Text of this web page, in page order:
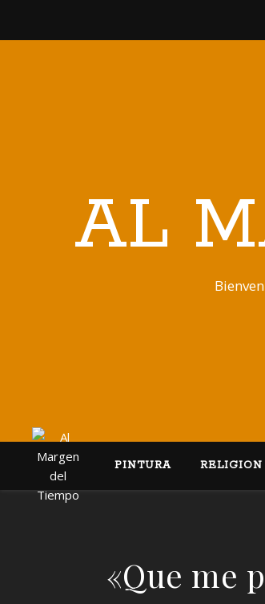
AL
PINTURA RELIGION
«Que me